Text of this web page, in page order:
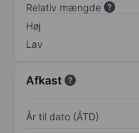
Relativ mængde
Høj
Lav
Afkast
År til dato (ÅTD)